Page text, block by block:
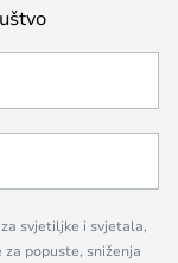
svjetiljke i svjetala,
popuste, sniženja